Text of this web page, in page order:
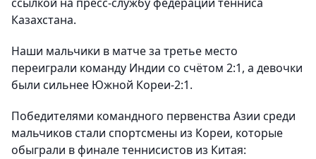
Казахстана.
Наши мальчики в матче за третье место
переиграли команду Индии со счётом 2:1, а девочки
были сильнее Южной Кореи-2:1.
Победителями командного первенства Азии среди
мальчиков стали спортсмены из Кореи, которые
обыграли в финале теннисистов из Китая: